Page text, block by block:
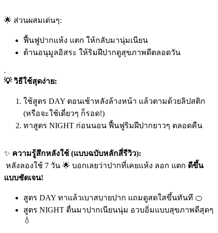
🌟 ส่วนผสมเด่นๆ:
ฟื้นฟูปากแห้ง แตก ให้กลับมานุ่มเนียน
ต้านอนุมูลอิสระ ให้ริมฝีปากดูสุขภาพดีตลอดวัน
.
💡วิธีใช้สุดง่าย:
ใช้สูตร DAY ตอนเช้าหลังล้างหน้า แล้วตามด้วยลิปสติก
(หรือจะใช้เดี่ยวๆ ก็รอด!)
ทาสูตร NIGHT ก่อนนอน ฟื้นฟูริมฝีปากยาวๆ ตลอดคืน
✨ ความรู้สึกหลังใช้ (แบบฉบับหลักสี่รีวิว):
หลังลองใช้ 7 วัน 🌟 บอกเลยว่าปากที่เคยแห้ง ลอก แตก ดีขึ้น
แบบชัดเจน!
สูตร DAY ทาแล้วเบาสบายปาก แถมดูสดใสขึ้นทันที 🍊
สูตร NIGHT ตื่นมาปากเนียนนุ่ม อวบอิ่มแบบสุขภาพดีสุดๆ
💧